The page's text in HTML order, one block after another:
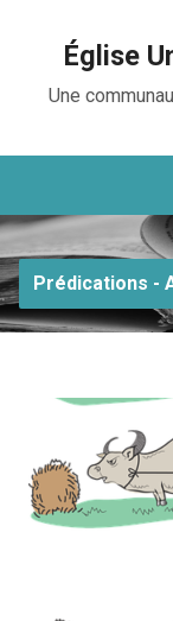
Église
Une
Prédications -